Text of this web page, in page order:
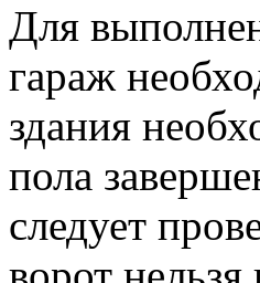
Для
гараж
здания
пола
следует